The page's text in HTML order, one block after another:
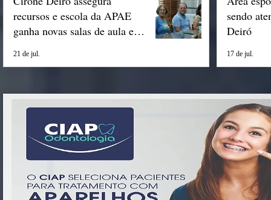
recursos e escola da APAE
ganha novas salas de aula em
21 de jul.
sendo
Deiró
17 de jul.